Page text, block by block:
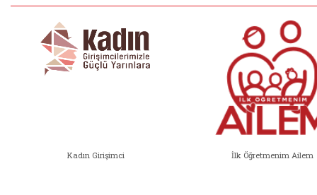
Kadın Girişimci İlk Öğretmenim Ailem